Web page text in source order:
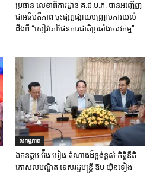
ប្រធាន​ លេខាធិការ​ដ្ឋាន​ គ.ជ.ប.ភ​. បានអញ្ជើញ
ជាអធិបតីភាព​ ចុះផ្សព្វផ្សាយ​បញ្ជ្រាប​ការ​យល់​
ដឹង​ពី​ “សៀវភៅផែនការជាតិប្រឆាំងភេរវកម្ម”
សកម្មភាព
ឯកឧត្តម អ៉ឹង អៀង តំណាងដ៏ខ្ពង់ខ្ពស់ កិត្តិនីតិ
កោសលបណ្ឌិត ទេសរដ្ឋមន្ត្រី ឱម យ៉ិនទៀង